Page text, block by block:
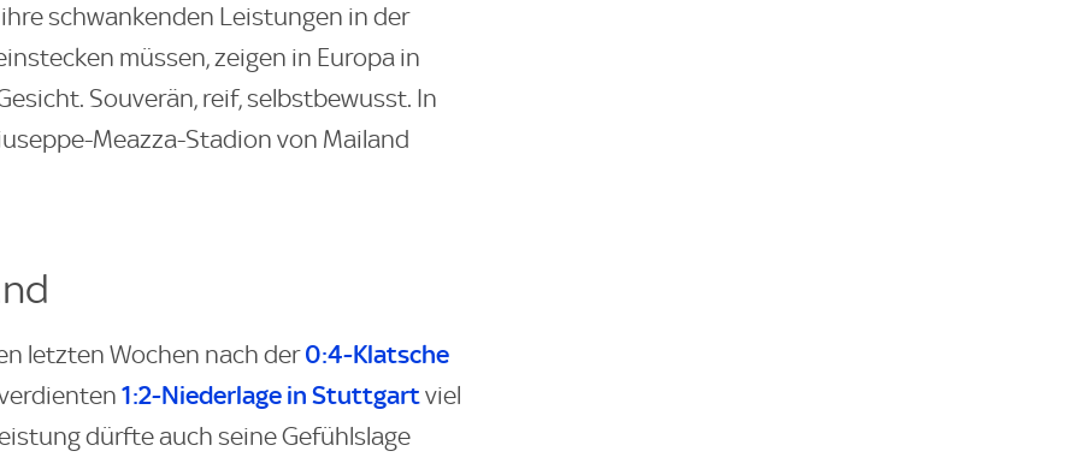
schwankenden Leistungen in der
müssen, zeigen in Europa in
Souverän, reif, selbstbewusst. In
Meazza-Stadion von Mailand
letzten Wochen nach der0:4-Klatsche
1:2-Niederlage in Stuttgartviel
dürfte auch seine Gefühlslage